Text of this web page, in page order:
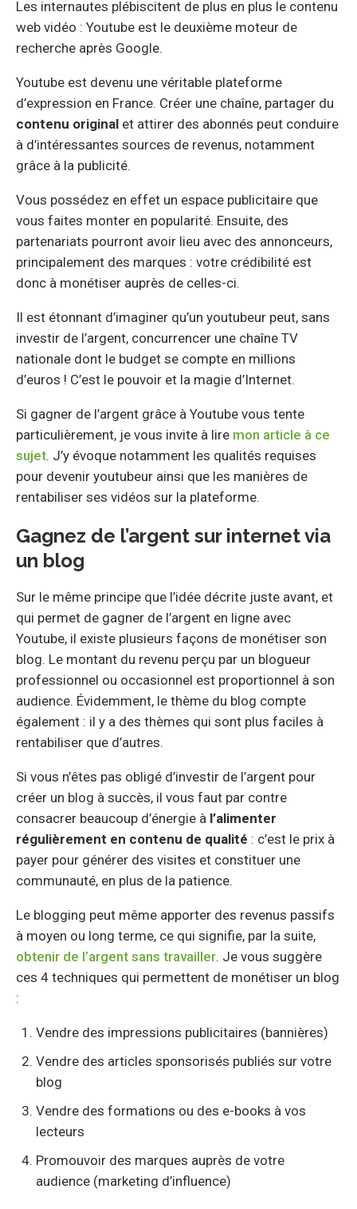
Les internautes plébiscitent de plus en plus le contenu
web vidéo : Youtube est le deuxième moteur de
recherche après Google.
Youtube est devenu une véritable plateforme
d’expression en France. Créer une chaîne, partager du
contenu original et attirer des abonnés peut conduire
à d’intéressantes sources de revenus, notamment
grâce à la publicité.
Vous possédez en effet un espace publicitaire que
vous faites monter en popularité. Ensuite, des
partenariats pourront avoir lieu avec des annonceurs,
principalement des marques : votre crédibilité est
donc à monétiser auprès de celles-ci.
Il est étonnant d’imaginer qu’un youtubeur peut, sans
investir de l’argent, concurrencer une chaîne TV
nationale dont le budget se compte en millions
d’euros ! C’est le pouvoir et la magie d’Internet.
Si gagner de l’argent grâce à Youtube vous tente
particulièrement, je vous invite à lire mon article à ce
sujet. J’y évoque notamment les qualités requises
pour devenir youtubeur ainsi que les manières de
rentabiliser ses vidéos sur la plateforme.
Gagnez de l’argent sur internet via
un blog
Sur le même principe que l’idée décrite juste avant, et
qui permet de gagner de l’argent en ligne avec
Youtube, il existe plusieurs façons de monétiser son
blog. Le montant du revenu perçu par un blogueur
professionnel ou occasionnel est proportionnel à son
audience. Évidemment, le thème du blog compte
également : il y a des thèmes qui sont plus faciles à
rentabiliser que d’autres.
Si vous n’êtes pas obligé d’investir de l’argent pour
créer un blog à succès, il vous faut par contre
consacrer beaucoup d’énergie à l’alimenter
régulièrement en contenu de qualité : c’est le prix à
payer pour générer des visites et constituer une
communauté, en plus de la patience.
Le blogging peut même apporter des revenus passifs
à moyen ou long terme, ce qui signifie, par la suite,
obtenir de l’argent sans travailler. Je vous suggère
ces 4 techniques qui permettent de monétiser un blog
:
Vendre des impressions publicitaires (bannières)
Vendre des articles sponsorisés publiés sur votre
blog
Vendre des formations ou des e-books à vos
lecteurs
Promouvoir des marques auprès de votre
audience (marketing d’influence)